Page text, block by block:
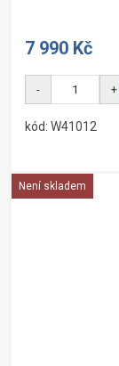
7 990 Kč
- +
kód: W41012
Není skladem